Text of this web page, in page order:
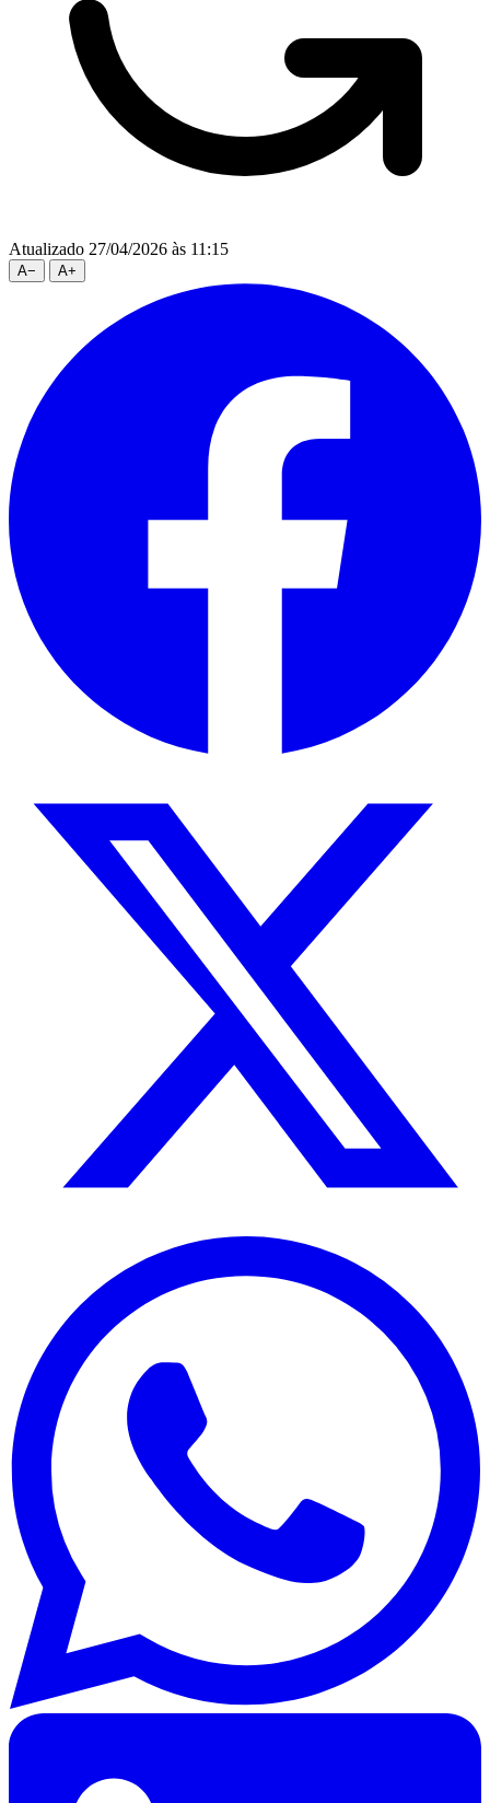
Atualizado 27/04/2026 às 11:15
A− A+